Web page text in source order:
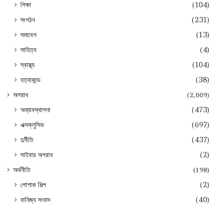
শিক্ষা
(104)
সংগঠন
(231)
সমাবেশ
(13)
সাহিত্য
(4)
স্বাস্থ্য
(104)
হত্যাকান্ড
(38)
অপরাধ (2,009)
অব্যাবস্থাপনা
(473)
এক্সক্লুসিভ
(697)
দুর্নীতি
(437)
সাইবার অপরাধ
(2)
অর্থনীতি (198)
পোশাক শিল্প
(2)
বানিজ্য সংবাদ
(40)